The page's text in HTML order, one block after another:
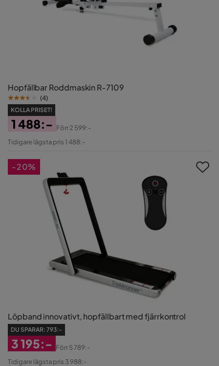
Hopfällbar Roddmaskin R-7109
(4)
KOLLA PRISET!
Pris
1 488:-
Original
Förr2 599:-
Tidigare lägsta pris 1 488:-
Löpband innovativt, hopfällbart med fjärrkontrol
DU SPARAR: 793:-
Rabatterat
3 195:-
Original
Förr5 789:-
Tidigare lägsta pris 3 988:-
-20%